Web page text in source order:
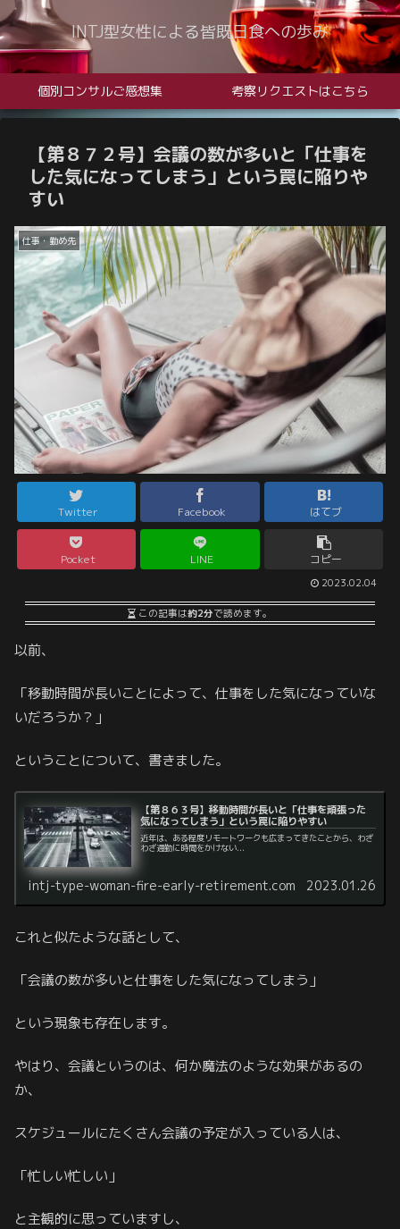
INTJ型女性による皆既日食への歩み
個別コンサルご感想集 考察リクエストはこちら
【第８７２号】会議の数が多いと「仕事を
した気になってしまう」という罠に陥りや
すい
仕事・勤め先
Twitter Facebook はてブ
Pocket LINE コピー
2023.02.04
この記事は約2分で読めます。
以前、
「移動時間が長いことによって、仕事をした気になっていな
いだろうか？」
ということについて、書きました。
【第８６３号】移動時間が長いと「仕事を頑張った
気になってしまう」という罠に陥りやすい
近年は、ある程度リモートワークも広まってきたことから、わざ
わざ通勤に時間をかけない...
intj-type-woman-fire-early-retirement.com 2023.01.26
これと似たような話として、
「会議の数が多いと仕事をした気になってしまう」
という現象も存在します。
やはり、会議というのは、何か魔法のような効果があるの
か、
スケジュールにたくさん会議の予定が入っている人は、
「忙しい忙しい」
と主観的に思っていますし、